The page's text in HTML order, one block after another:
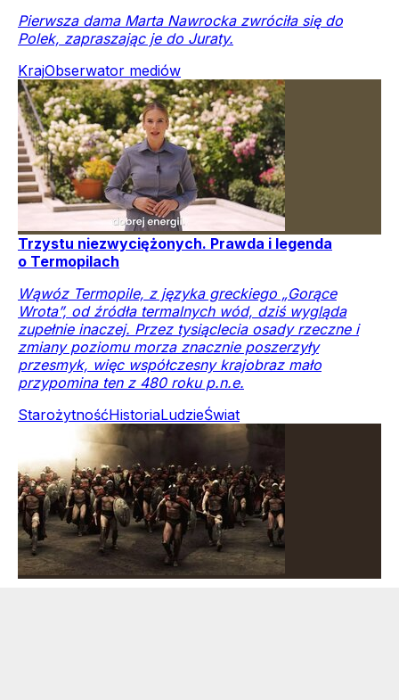
Pierwsza dama Marta Nawrocka zwróciła się do
Polek, zapraszając je do Juraty.
KrajObserwator mediów
Trzystu niezwyciężonych. Prawda i legenda
o Termopilach
Wąwóz Termopile, z języka greckiego „Gorące
Wrota”, od źródła termalnych wód, dziś wygląda
zupełnie inaczej. Przez tysiąclecia osady rzeczne i
zmiany poziomu morza znacznie poszerzyły
przesmyk, więc współczesny krajobraz mało
przypomina ten z 480 roku p.n.e.
StarożytnośćHistoriaLudzieŚwiat